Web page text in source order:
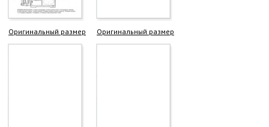
Оригинальный размер Оригинальный размер